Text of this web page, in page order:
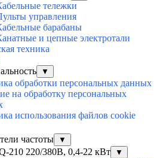
тележки
управления
барабаны
и цепные электротали
техника
▼
обработки персональных данных
на обработку персональных
использования файлов cookie
частоты ▼
210 220/380В, 0,4-22 кВт ▼